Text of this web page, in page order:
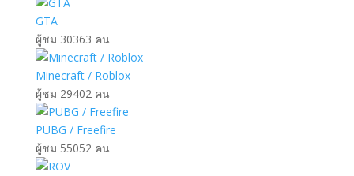
GTA
ผู้ชม 30363 คน
Minecraft / Roblox
ผู้ชม 29402 คน
PUBG / Freefire
ผู้ชม 55052 คน